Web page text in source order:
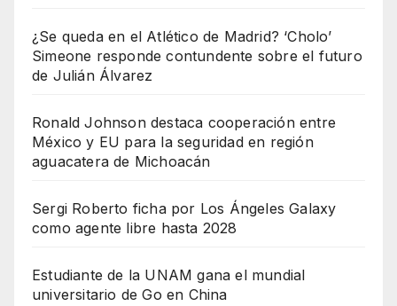
¿Se queda en el Atlético de Madrid? ‘Cholo’
Simeone responde contundente sobre el futuro
de Julián Álvarez
Ronald Johnson destaca cooperación entre
México y EU para la seguridad en región
aguacatera de Michoacán
Sergi Roberto ficha por Los Ángeles Galaxy
como agente libre hasta 2028
Estudiante de la UNAM gana el mundial
universitario de Go en China